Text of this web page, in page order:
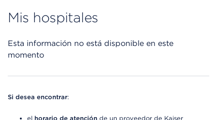
Mis hospitales
Esta información no está disponible en este
momento
Si desea encontrar:
el horario de atención de un proveedor de Kaiser